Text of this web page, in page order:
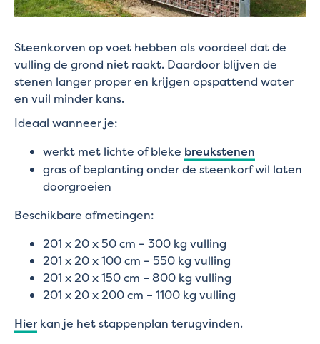
Steenkorven op voet hebben als voordeel dat de
vulling de grond niet raakt. Daardoor blijven de
stenen langer proper en krijgen opspattend water
en vuil minder kans.
Ideaal wanneer je:
werkt met lichte of bleke breukstenen
gras of beplanting onder de steenkorf wil laten
doorgroeien
Beschikbare afmetingen:
201 x 20 x 50 cm – 300 kg vulling
201 x 20 x 100 cm – 550 kg vulling
201 x 20 x 150 cm – 800 kg vulling
201 x 20 x 200 cm – 1100 kg vulling
Hier kan je het stappenplan terugvinden.